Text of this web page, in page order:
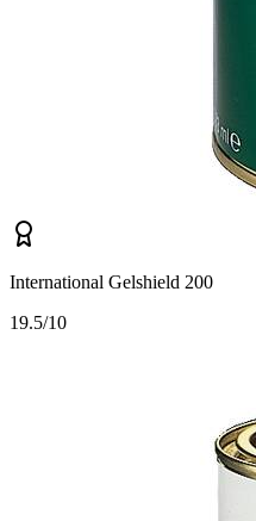
International Gelshield 200
19.5/10